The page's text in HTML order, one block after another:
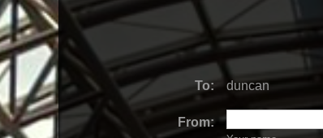
To: duncan
From: